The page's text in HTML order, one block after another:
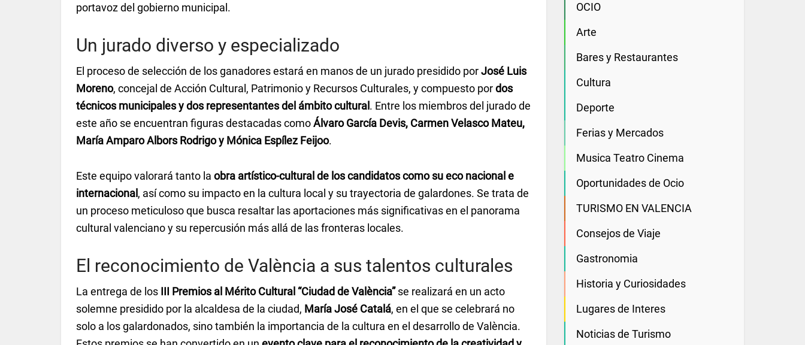
portavoz del gobierno municipal.
Un jurado diverso y especializado
El proceso de selección de los ganadores estará en manos de un jurado presidido porJosé Luis
Moreno, concejal de Acción Cultural, Patrimonio y Recursos Culturales, y compuesto pordos
técnicos municipales y dos representantes del ámbito cultural . Entre los miembros del jurado de
este año se encuentran figuras destacadas comoÁlvaro García Devis, Carmen Velasco Mateu,
María Amparo Albors Rodrigo y Mónica Espílez Feijoo.
Este equipo valorará tanto la obra artístico-cultural de los candidatos como su eco nacional e
internacional , así como su impacto en la cultura local y su trayectoria de galardones. Se trata de
un proceso meticuloso que busca resaltar las aportaciones más significativas en el panorama
cultural valenciano y su repercusión más allá de las fronteras locales.
El reconocimiento de València a sus talentos culturales
La entrega de los III Premios al Mérito Cultural “Ciudad de València”se realizará en un acto
solemne presidido por la alcaldesa de la ciudad, María José Catalá, en el que se celebrará no
solo a los galardonados, sino también la importancia de la cultura en el desarrollo de València.
OCIO
Arte
Bares y Restaurantes
Cultura
Deporte
Ferias y Mercados
Musica Teatro Cinema
Oportunidades de Ocio
TURISMO EN VALENCIA
Consejos de Viaje
Gastronomia
Historia y Curiosidades
Lugares de Interes
Noticias de Turismo